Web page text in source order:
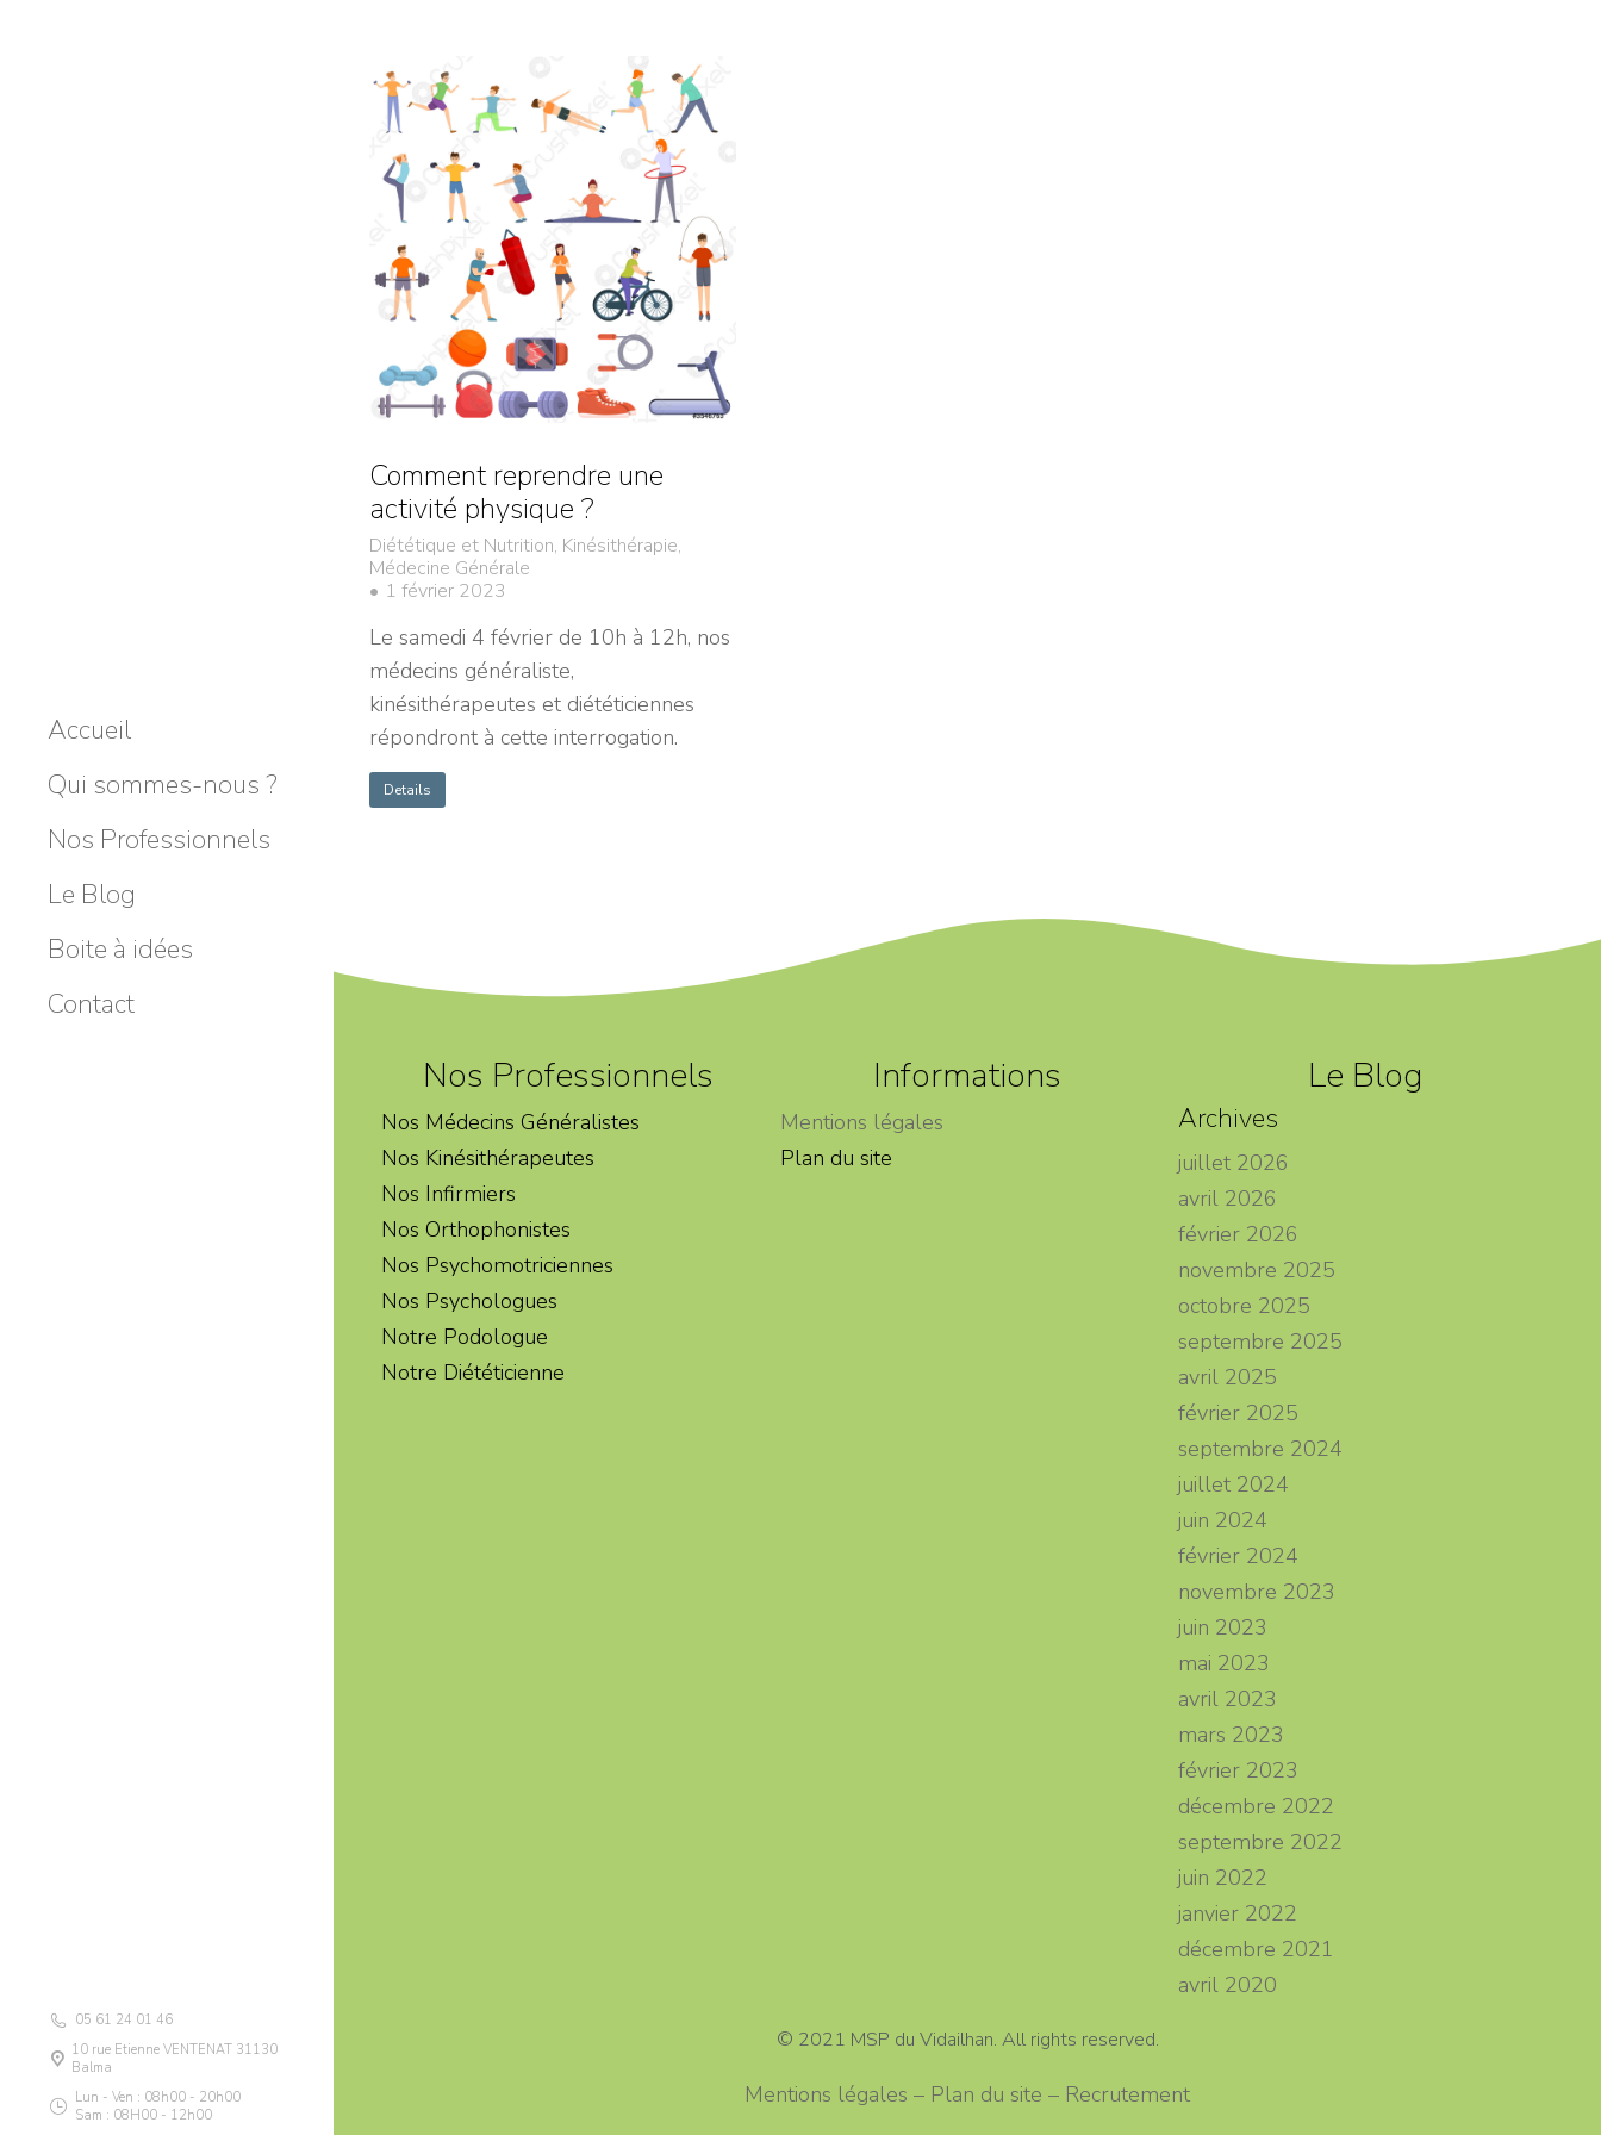
Accueil
Qui sommes-nous ?
Nos Professionnels
Le Blog
Boite à idées
Contact
05 61 24 01 46
10 rue Etienne VENTENAT 31130
Balma
Lun - Ven : 08h00 - 20h00
Sam : 08H00 - 12h00
Comment reprendre une
activité physique ?
Diététique et Nutrition, Kinésithérapie,
Médecine Générale
1 février 2023
Le samedi 4 février de 10h à 12h, nos
médecins généraliste,
kinésithérapeutes et diététiciennes
répondront à cette interrogation.
Details
Nos Professionnels
Nos Médecins Généralistes
Nos Kinésithérapeutes
Nos Infirmiers
Nos Orthophonistes
Nos Psychomotriciennes
Nos Psychologues
Notre Podologue
Notre Diététicienne
Informations
Mentions légales
Plan du site
Le Blog
Archives
juillet 2026
avril 2026
février 2026
novembre 2025
octobre 2025
septembre 2025
avril 2025
février 2025
septembre 2024
juillet 2024
juin 2024
février 2024
novembre 2023
juin 2023
mai 2023
avril 2023
mars 2023
février 2023
décembre 2022
septembre 2022
juin 2022
janvier 2022
décembre 2021
avril 2020
© 2021 MSP du Vidailhan. All rights reserved.
Mentions légales – Plan du site – Recrutement